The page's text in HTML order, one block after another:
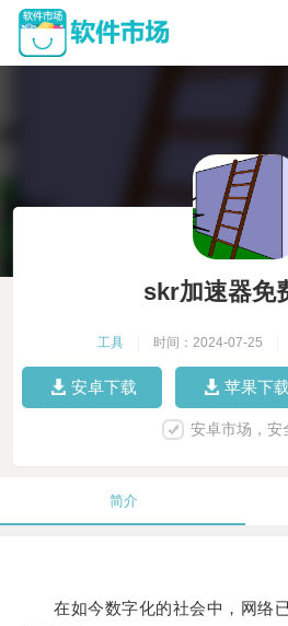
skr加速器免
工具 时间：2024-07-25
安卓下载 苹果下载
安卓市场，安
简介
在如今数字化的社会中，网络已